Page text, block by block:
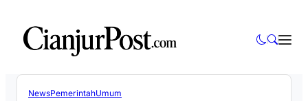
NewsPemerintahUmum